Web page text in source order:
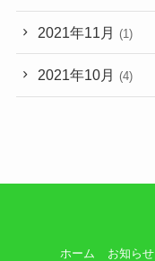
2021年11月 (1)
2021年10月 (4)
ホーム お知らせ